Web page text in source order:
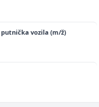
vozila (m/ž)